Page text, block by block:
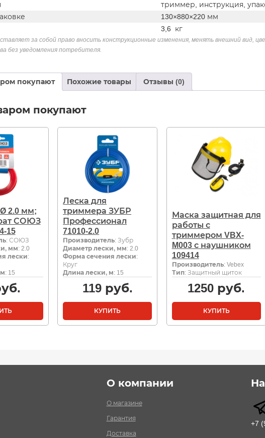
триммер, инструкция,
130×880×220 мм
3,6 кг
за собой право вносить конструкционные изменения, менять внешний вид,
без уведомления потребителя.
покупают Похожие товары Отзывы (0)
покупают
2.0 мм;
СОЮЗ
15
: СОЮЗ
мм: 2.0
лески:
: 15
Леска для
триммера ЗУБР
Профессионал
71010-2.0
Производитель: Зубр
Диаметр лески, мм: 2.0
Форма сечения лески:
Круг
Длина лески, м: 15
119руб.
КУПИТЬ
Маска защитная для
работы с
триммером VBX-
M003 с наушником
109414
Производитель: Vebex
Тип: Защитный щиток
1250 руб.
КУПИТЬ
О компании
О магазине
Гарантия
Доставка
+7